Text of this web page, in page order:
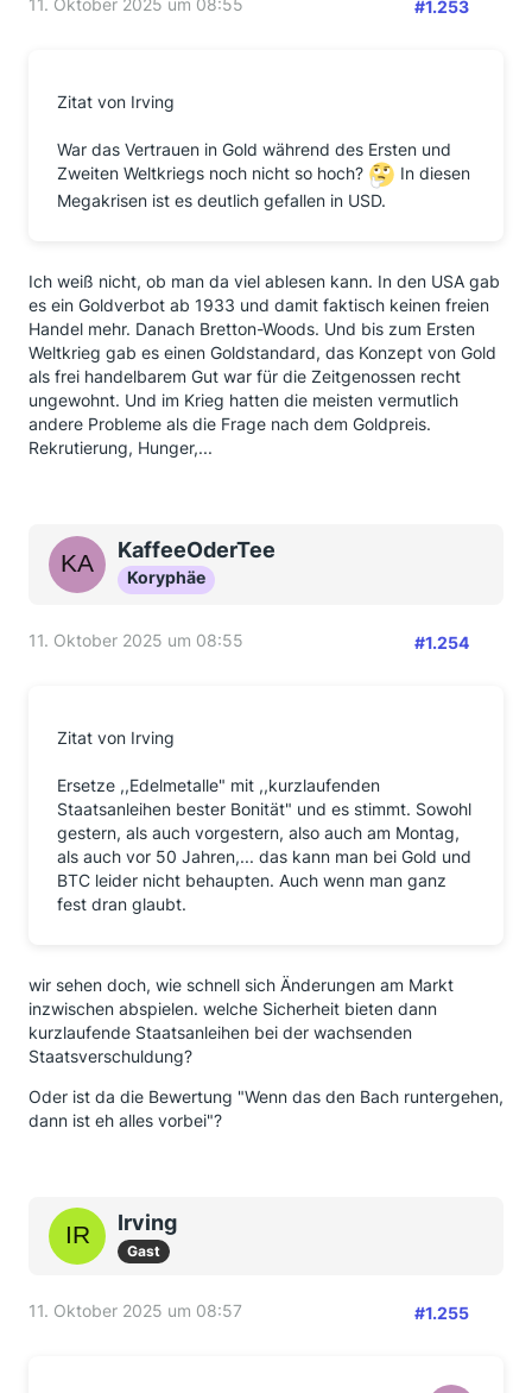
#1.253
Zitat von Irving
War das Vertrauen in Gold während des Ersten und
Zweiten Weltkriegs noch nicht so hoch?
In diesen
Megakrisen ist es deutlich gefallen in USD.
Ich weiß nicht, ob man da viel ablesen kann. In den USA gab
es ein Goldverbot ab 1933 und damit faktisch keinen freien
Handel mehr. Danach Bretton-Woods. Und bis zum Ersten
Weltkrieg gab es einen Goldstandard, das Konzept von Gold
als frei handelbarem Gut war für die Zeitgenossen recht
ungewohnt. Und im Krieg hatten die meisten vermutlich
andere Probleme als die Frage nach dem Goldpreis.
Rekrutierung, Hunger,...
KaffeeOderTee
Koryphäe
11. Oktober 2025 um 08:55 #1.254
Zitat von Irving
Ersetze ,,Edelmetalle" mit ,,kurzlaufenden
Staatsanleihen bester Bonität" und es stimmt. Sowohl
gestern, als auch vorgestern, also auch am Montag,
als auch vor 50 Jahren,... das kann man bei Gold und
BTC leider nicht behaupten. Auch wenn man ganz
fest dran glaubt.
wir sehen doch, wie schnell sich Änderungen am Markt
inzwischen abspielen. welche Sicherheit bieten dann
kurzlaufende Staatsanleihen bei der wachsenden
Staatsverschuldung?
Oder ist da die Bewertung "Wenn das den Bach runtergehen,
dann ist eh alles vorbei"?
Irving
Gast
11. Oktober 2025 um 08:57 #1.255